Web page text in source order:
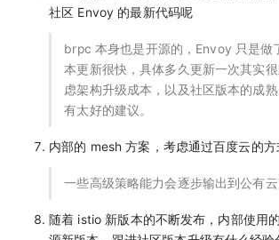
社区 Envoy 的最新代码呢
brpc 本身也是开源的，Envoy 只是做
本更新很快，具体多久更新一次其实
虑架构升级成本，以及社区版本的成
有太好的建议。
内部的 mesh 方案，考虑通过百度云的方
一些高级策略能力会逐步输出到公有云
随着 istio 新版本的不断发布，内部使用